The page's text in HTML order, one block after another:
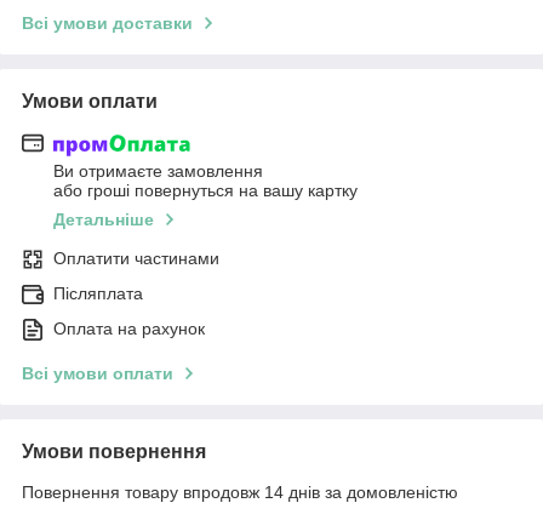
Всі умови доставки
Умови оплати
Ви отримаєте замовлення
або гроші повернуться на вашу картку
Детальніше
Оплатити частинами
Післяплата
Оплата на рахунок
Всі умови оплати
Умови повернення
Повернення товару впродовж 14 днів за домовленістю